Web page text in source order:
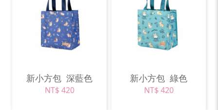
新小方包 深藍色
NT$ 420
新小方包 綠色
NT$ 420